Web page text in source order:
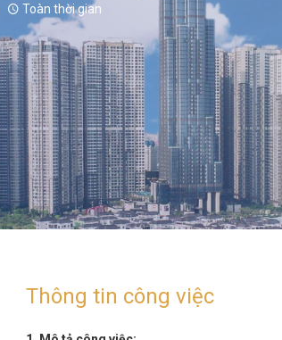
Toàn thời gian
Thông tin công việc